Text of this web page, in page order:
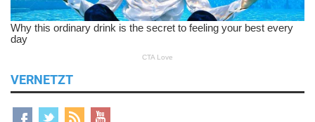
VERNETZT